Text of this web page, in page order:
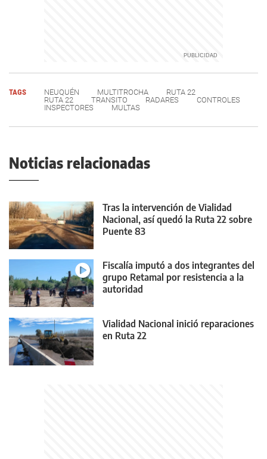
TAGS NEUQUÉN MULTITROCHA
RUTA 22
RUTA 22
TRANSITO RADARES
CONTROLES
INSPECTORES
MULTAS
Noticias relacionadas
Tras la intervención de Vialidad
Nacional, así quedó la Ruta 22 sobre
Puente 83
Fiscalía imputó a dos integrantes del
grupo Retamal por resistencia a la
autoridad
Vialidad Nacional inició reparaciones
en Ruta 22